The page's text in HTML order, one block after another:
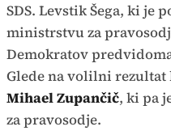
SDS. Levstik Šega, ki je
ministrstvu za
Demokratov
Glede na volilni
Mihael Zupančič, ki pa
za pravosodje.